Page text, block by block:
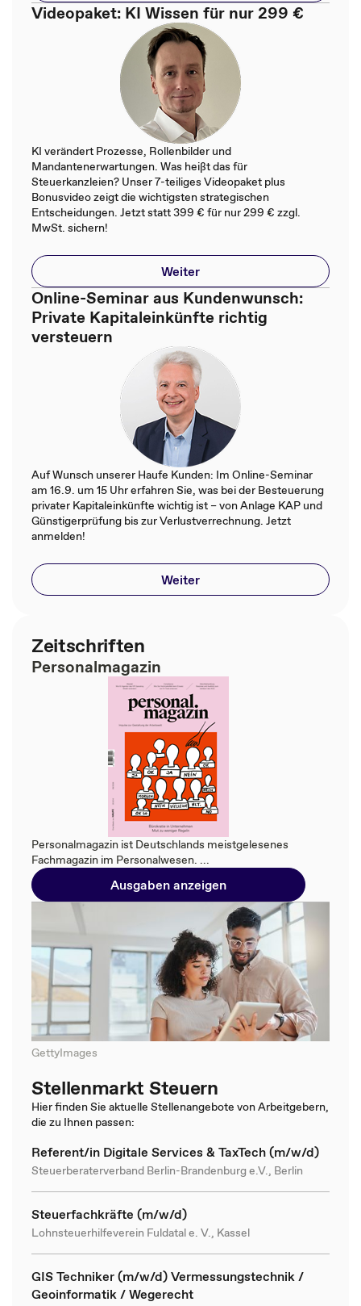
Videopaket: KI Wissen für nur 299 €
KI verändert Prozesse, Rollenbilder und
Mandantenerwartungen. Was heißt das für
Steuerkanzleien? Unser 7-teiliges Videopaket plus
Bonusvideo zeigt die wichtigsten strategischen
Entscheidungen. Jetzt statt 399 € für nur 299 € zzgl.
MwSt. sichern!
Weiter
Online-Seminar aus Kundenwunsch:
Private Kapitaleinkünfte richtig
versteuern
Auf Wunsch unserer Haufe Kunden: Im Online-Seminar
am 16.9. um 15 Uhr erfahren Sie, was bei der Besteuerung
privater Kapitaleinkünfte wichtig ist – von Anlage KAP und
Günstigerprüfung bis zur Verlustverrechnung. Jetzt
anmelden!
Weiter
Zeitschriften
Personalmagazin
Personalmagazin ist Deutschlands meistgelesenes
Fachmagazin im Personalwesen. ...
Ausgaben anzeigen
GettyImages
Stellenmarkt Steuern
Hier finden Sie aktuelle Stellenangebote von Arbeitgebern,
die zu Ihnen passen:
Referent/in Digitale Services & TaxTech (m/w/d)
Steuerberaterverband Berlin-Brandenburg e.V., Berlin
Steuerfachkräfte (m/w/d)
Lohnsteuerhilfeverein Fuldatal e. V., Kassel
GIS Techniker (m/w/d) Vermessungstechnik /
Geoinformatik / Wegerecht